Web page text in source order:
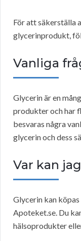
För att säkerställa
glycerinprodukt,
Vanliga
Glycerin är en
produkter och har
besvaras några
glycerin och dess
Var kan
Glycerin kan
Apoteket.se. Du
hälsoprodukter